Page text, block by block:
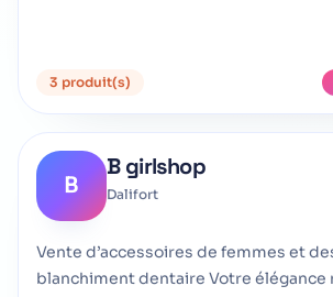
3 produit(s)
B
B girlshop
Dalifort
Vente d’accessoires de femmes et
blanchiment dentaire